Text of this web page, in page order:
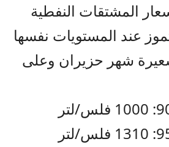
المشتقات النفطية
عند المستويات نفسها
شهر حزيران وعلى